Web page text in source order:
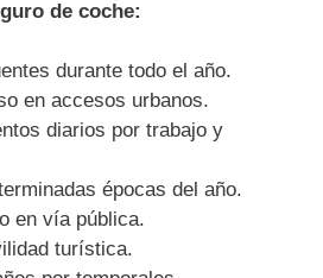
de coche:
durante todo el año.
en accesos urbanos.
diarios por trabajo y
épocas del año.
en vía pública.
turística.